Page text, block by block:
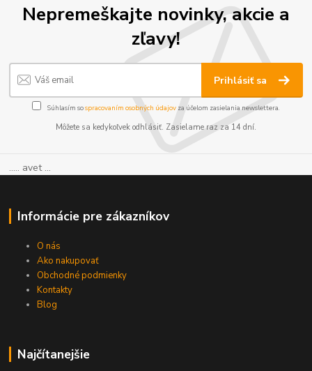
Nepremeškajte novinky, akcie a
zľavy!
Prihlásiť sa
Súhlasím sospracovaním osobných údajov za účelom zasielania newslettera.
Môžete sa kedykoľvek odhlásiť. Zasielame raz za 14 dní.
..... avet ...
Informácie pre zákazníkov
O nás
Ako nakupovať
Obchodné podmienky
Kontakty
Blog
Najčítanejšie